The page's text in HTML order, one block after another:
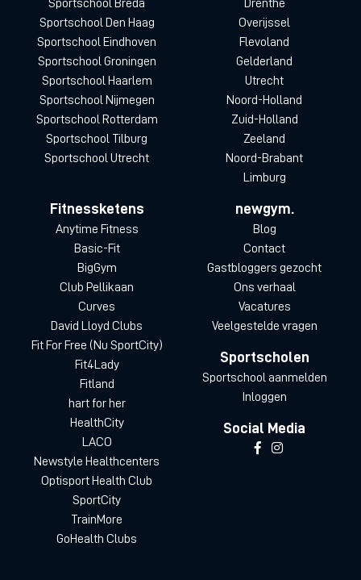
Sportschool Breda
Sportschool Den Haag
Sportschool Eindhoven
Sportschool Groningen
Sportschool Haarlem
Sportschool Nijmegen
Sportschool Rotterdam
Sportschool Tilburg
Sportschool Utrecht
Drenthe
Overijssel
Flevoland
Gelderland
Utrecht
Noord-Holland
Zuid-Holland
Zeeland
Noord-Brabant
Limburg
Fitnessketens
Anytime Fitness
Basic-Fit
BigGym
Club Pellikaan
Curves
David Lloyd Clubs
Fit For Free (Nu SportCity)
Fit4Lady
Fitland
hart for her
HealthCity
LACO
Newstyle Healthcenters
Optisport Health Club
SportCity
TrainMore
GoHealth Clubs
newgym.
Blog
Contact
Gastbloggers gezocht
Ons verhaal
Vacatures
Veelgestelde vragen
Sportscholen
Sportschool aanmelden
Inloggen
Social Media